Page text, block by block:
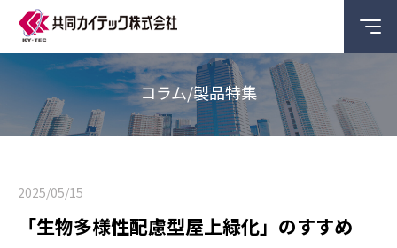
コラム/製品特集
2025/05/15
「生物多様性配慮型屋上緑化」のすすめ